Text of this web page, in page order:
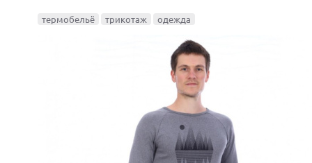
термобельё трикотаж одежда